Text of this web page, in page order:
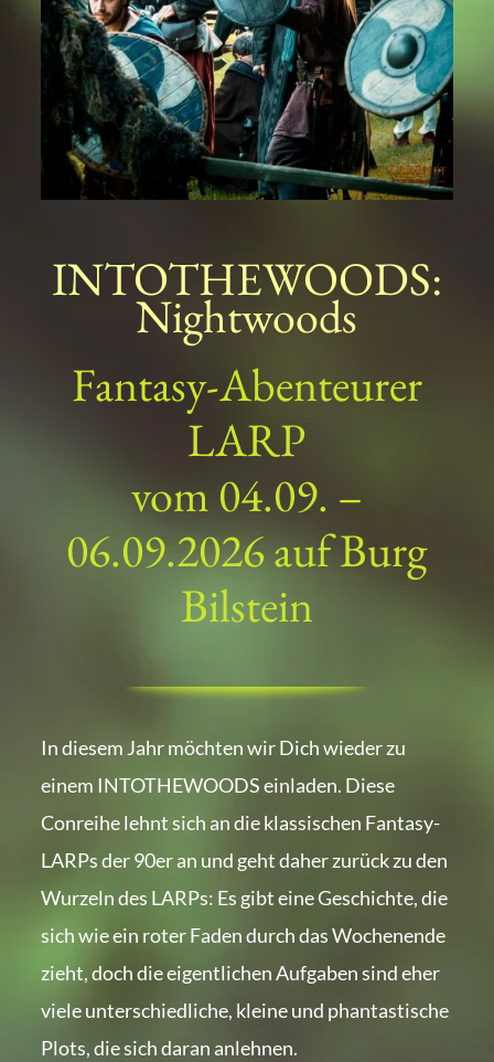
INTOTHEWOODS:
Nightwoods
Fantasy-Abenteurer
LARP
vom 04.09. –
06.09.2026 auf Burg
Bilstein
In diesem Jahr möchten wir Dich wieder zu
einem INTOTHEWOODS einladen. Diese
Conreihe lehnt sich an die klassischen Fantasy-
LARPs der 90er an und geht daher zurück zu den
Wurzeln des LARPs: Es gibt eine Geschichte, die
sich wie ein roter Faden durch das Wochenende
zieht, doch die eigentlichen Aufgaben sind eher
viele unterschiedliche, kleine und phantastische
Plots, die sich daran anlehnen.